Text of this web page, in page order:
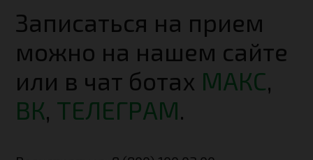
Записаться на прием
можно на нашем сайте
или в чат ботах МАКС,
ВК, ТЕЛЕГРАМ.